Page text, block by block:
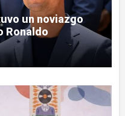
un noviazgo
Ronaldo